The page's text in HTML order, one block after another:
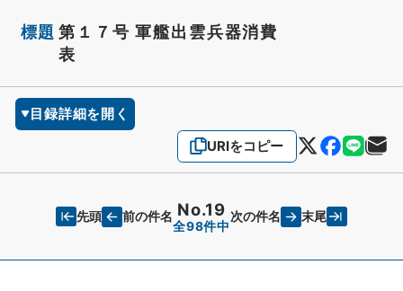
標題 第１７号 軍艦出雲兵器消費
表
目録詳細を開く
URIをコピー
先頭 前の件名 No.19
全98件中
次の件名 末尾